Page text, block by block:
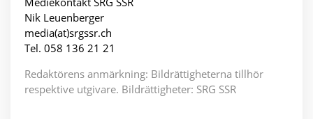
Nik Leuenberger
media(at)srgssr.ch
Tel. 058 136 21 21
Redaktörens anmärkning: Bildrättigheterna tillhör
respektive utgivare. Bildrättigheter: SRG SSR